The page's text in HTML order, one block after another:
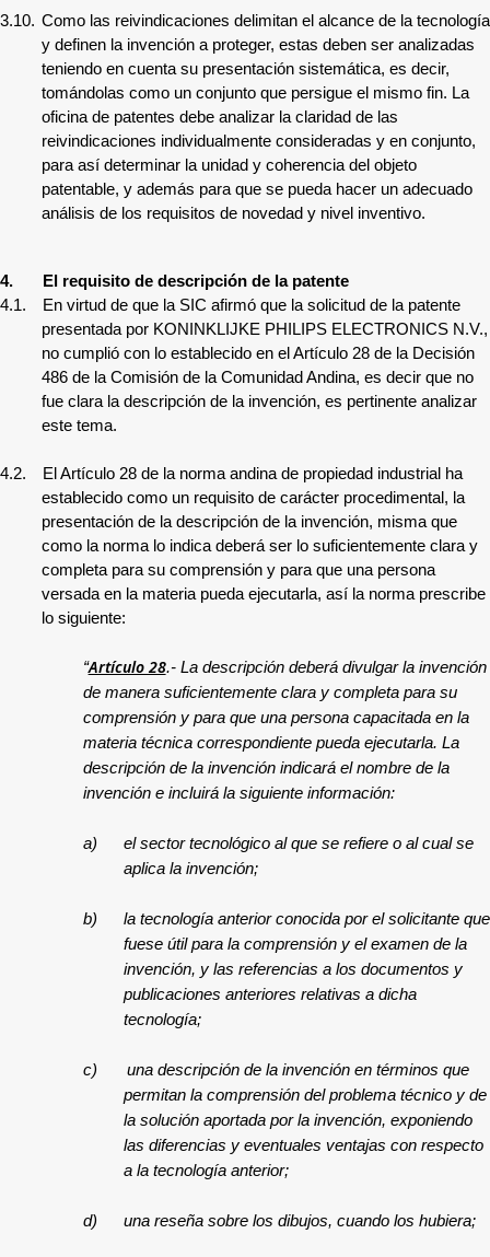
3.10. Como las reivindicaciones delimitan el alcance de la tecnología
y definen la invención a proteger, estas deben ser analizadas
teniendo en cuenta su presentación sistemática, es decir,
tomándolas como un conjunto que persigue el mismo fin. La
oficina de patentes debe analizar la claridad de las
reivindicaciones individualmente consideradas y en conjunto,
para así determinar la unidad y coherencia del objeto
patentable, y además para que se pueda hacer un adecuado
análisis de los requisitos de novedad y nivel inventivo.
4.
El requisito de descripción de la patente
4.1.
En virtud de que la SIC afirmó que la solicitud de la patente
presentada porKONINKLIJKE PHILIPS ELECTRONICS N.V.,
no cumplió con lo establecido en el Artículo 28 de la Decisión
486 de la Comisión de la Comunidad Andina, es decir que no
fue clara la descripción de la invención, es pertinente analizar
este tema.
4.2.
El Artículo 28 de la norma andina de propiedad industrial ha
establecido como un requisito de carácter procedimental, la
presentación de la descripción de la invención, misma que
como la norma lo indica deberá ser lo suficientemente clara y
completa para su comprensión y para que una persona
versada en la materia pueda ejecutarla, así la norma prescribe
lo siguiente:
“Artículo 28.- La descripción deberá divulgar la invención
de manera suficientemente clara y completa para su
comprensión y para que una persona capacitada en la
materia técnica correspondiente pueda ejecutarla. La
descripción de la invención indicará el nombre de la
invención e incluirá la siguiente información:
a)
el sector tecnológico al que se refiere o al cual se
aplica la invención;
b)
la tecnología anterior conocida por el solicitante que
fuese útil para la comprensión y el examen de la
invención, y las referencias a los documentos y
publicaciones anteriores relativas a dicha
tecnología;
c)
una descripción de la invención en términos que
permitan la comprensión del problema técnico y de
la solución aportada por la invención, exponiendo
las diferencias y eventuales ventajas con respecto
a la tecnología anterior;
d) una reseña sobre los dibujos, cuando los hubiera;